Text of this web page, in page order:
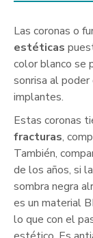
Las coronas o
estéticas
color blanco se
sonrisa al
implantes.
Estas coronas
fracturas,
También,
de los años, si
sombra negra
es un material
lo que con el